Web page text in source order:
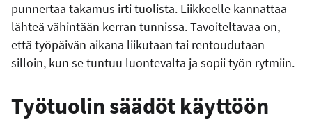
punnertaa takamus irti tuolista. Liikkeelle kannattaa
lähteä vähintään kerran tunnissa. Tavoiteltavaa on,
että työpäivän aikana liikutaan tai rentoudutaan
silloin, kun se tuntuu luontevalta ja sopii työn rytmiin.
Työtuolin säädöt käyttöön